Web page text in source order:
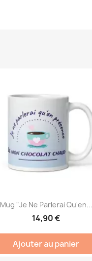
Mug "Je Ne Parlerai Qu'en...
14,90 €
Ajouter au panier